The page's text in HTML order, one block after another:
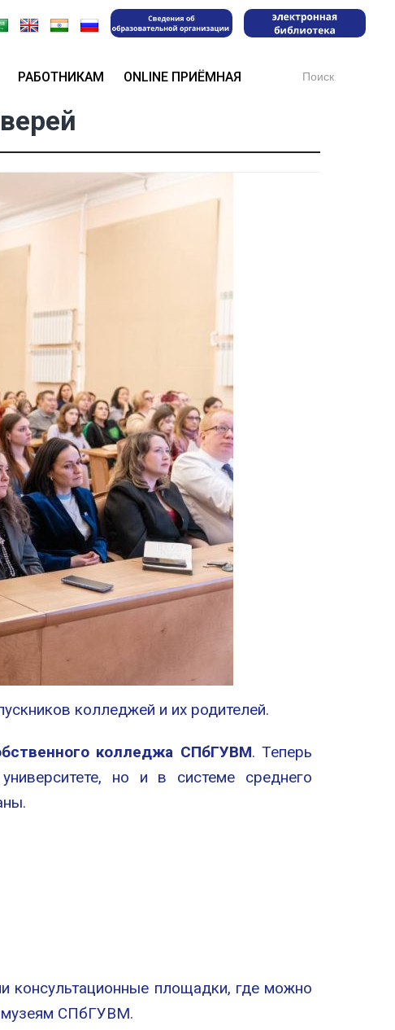
РАБОТНИКАМ ONLINE ПРИЁМНАЯ for:
колледжей и их родителей.
колледжа СПбГУВМ. Теперь
но и в системе среднего
консультационные площадки, где можно
музеям СПбГУВМ.